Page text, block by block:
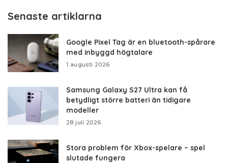
Senaste artiklarna
Google Pixel Tag är en bluetooth-spårare
med inbyggd högtalare
1 augusti 2026
Samsung Galaxy S27 Ultra kan få
betydligt större batteri än tidigare
modeller
28 juli 2026
Stora problem för Xbox-spelare – spel
slutade fungera